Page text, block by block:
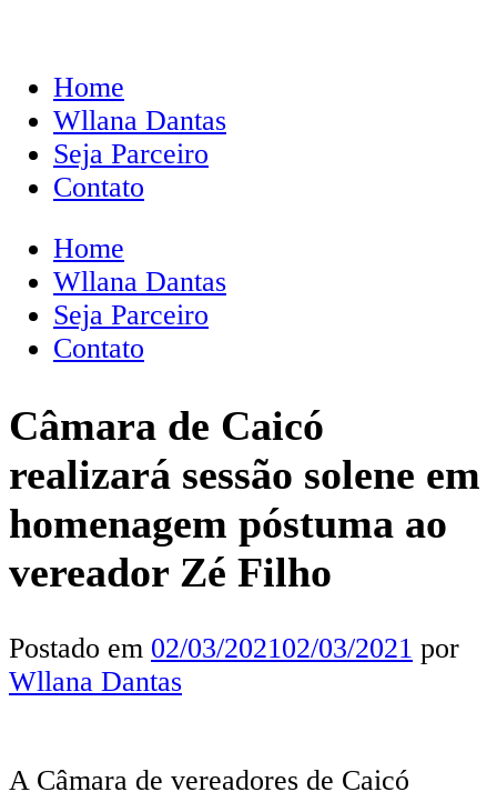
Home
Wllana Dantas
Seja Parceiro
Contato
Home
Wllana Dantas
Seja Parceiro
Contato
Câmara de Caicó
realizará sessão solene em
homenagem póstuma ao
vereador Zé Filho
Postado em 02/03/202102/03/2021 por
Wllana Dantas
A Câmara de vereadores de Caicó